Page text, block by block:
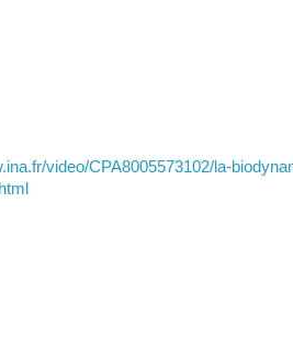
video/CPA8005573102/la-